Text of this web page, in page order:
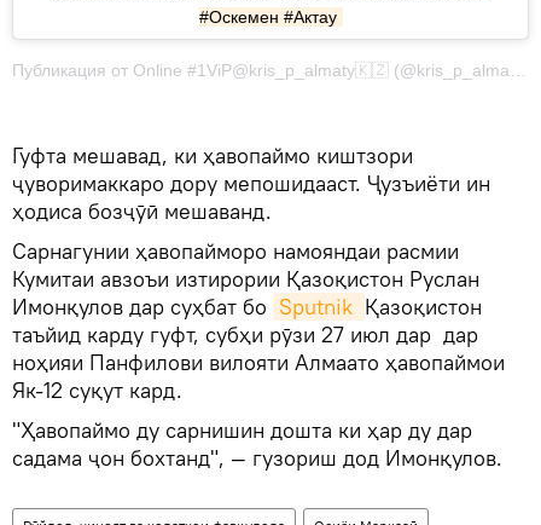
#Оскемен #Актау
Гуфта мешавад, ки ҳавопаймо киштзори
ҷуворимаккаро дору мепошидааст. Ҷузъиёти ин
ҳодиса бозҷӯӣ мешаванд.
Сарнагунии ҳавопайморо намояндаи расмии
Кумитаи авзоъи изтирории Қазоқистон Руслан
Имонқулов дар суҳбат бо Sputnik Қазоқистон
таъйид карду гуфт, субҳи рӯзи 27 июл дар дар
ноҳияи Панфилови вилояти Алмаато ҳавопаймои
Як-12 суқут кард.
"Ҳавопаймо ду сарнишин дошта ки ҳар ду дар
садама ҷон бохтанд", — гузориш дод Имонқулов.